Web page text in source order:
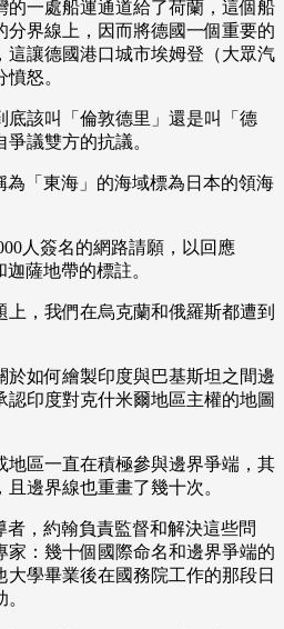
的一處船運通道給了荷蘭，這個船
分界線上，因而將德國一個重要的
這讓德國港口城市埃姆登（大眾汽
怒。
底該叫「倫敦德里」還是叫「德
議雙方的抗議。
為「東海」的海域標為日本的領海
人簽名的網路請願，以回應
薩地帶的標註。
，我們在烏克蘭和俄羅斯都遭到
於如何繪製印度與巴基斯坦之間邊
印度對克什米爾地區主權的地圖
地區一直在積極參與邊界爭端，其
邊界線也重畫了幾十次。
者，約翰負責監督和解決這些問
家：幾十個國際命名和邊界爭端的
學畢業後在國務院工作的那段日